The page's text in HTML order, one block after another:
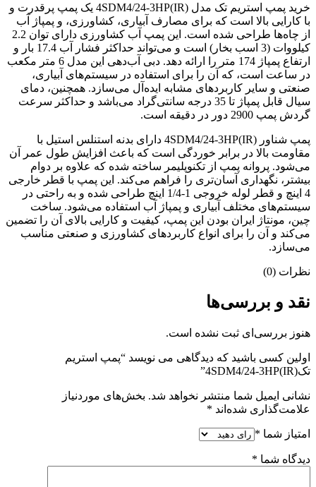
خرید پمپ استریم تک مدل 4SDM4/24-3HP(IR) یک پمپ پرقدرت و
با کارایی بالا است که برای مصارف آبیاری، کشاورزی، و پمپاژ آب
از چاه‌ها طراحی شده است. این پمپ آب کشاورزی دارای توان 2.2
کیلووات (3 اسب بخار) است و می‌تواند حداکثر فشار آب 17.4 بار و
ارتفاع پمپاژ 174 متر را ارائه دهد. دبی آب‌دهی این مدل 6 متر مکعب
در ساعت است، که آن را برای استفاده در سیستم‌های آبیاری،
صنعتی و سایر کاربردهای مشابه ایده‌آل می‌سازد. همچنین، دمای
سیال قابل پمپاژ تا 35 درجه سانتی‌گراد می‌باشد و حداکثر سرعت
گردش پمپ 2900 دور در دقیقه است.
پمپ شناور 4SDM4/24-3HP(IR) دارای بدنه استنلس استیل با
مقاومت بالا در برابر خوردگی است که باعث افزایش طول عمر آن
می‌شود. پروانه پمپ از تکنوپلیمر ساخته شده که علاوه بر دوام
بیشتر، نگهداری آسان‌تری را فراهم می‌کند. این پمپ با قطر خارجی
4 اینچ و قطر لوله خروجی 1-1/4 اینچ طراحی شده و به راحتی در
سیستم‌های مختلف آبیاری و پمپاژ آب استفاده می‌شود. ساخت
چین، مونتاژ ایران بودن این پمپ، کیفیت و کارایی بالای آن را تضمین
می‌کند و آن را برای انواع کاربردهای کشاورزی و صنعتی مناسب
می‌سازد.
نظرات (0)
نقد و بررسی‌ها
هنوز بررسی‌ای ثبت نشده است.
اولین کسی باشید که دیدگاهی می نویسد “پمپ استریم
تک4SDM4/24-3HP(IR)”
نشانی ایمیل شما منتشر نخواهد شد. بخش‌های موردنیاز
علامت‌گذاری شده‌اند *
امتیاز شما *
دیدگاه شما *